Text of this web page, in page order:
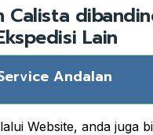
Calista
Lain
Andalan
Website, anda juga